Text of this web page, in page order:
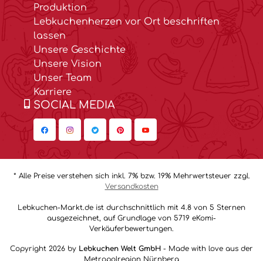
Produktion
Lebkuchenherzen vor Ort beschriften
lassen
Unsere Geschichte
Unsere Vision
Unser Team
Karriere
SOCIAL MEDIA
* Alle Preise verstehen sich inkl. 7% bzw. 19% Mehrwertsteuer zzgl.
Versandkosten
Lebkuchen-Markt.de ist durchschnittlich mit 4.8 von 5 Sternen
ausgezeichnet, auf Grundlage von 5719 eKomi-
Verkäuferbewertungen.
Copyright 2026 by Lebkuchen Welt GmbH - Made with love aus der
Metropolregion Nürnberg